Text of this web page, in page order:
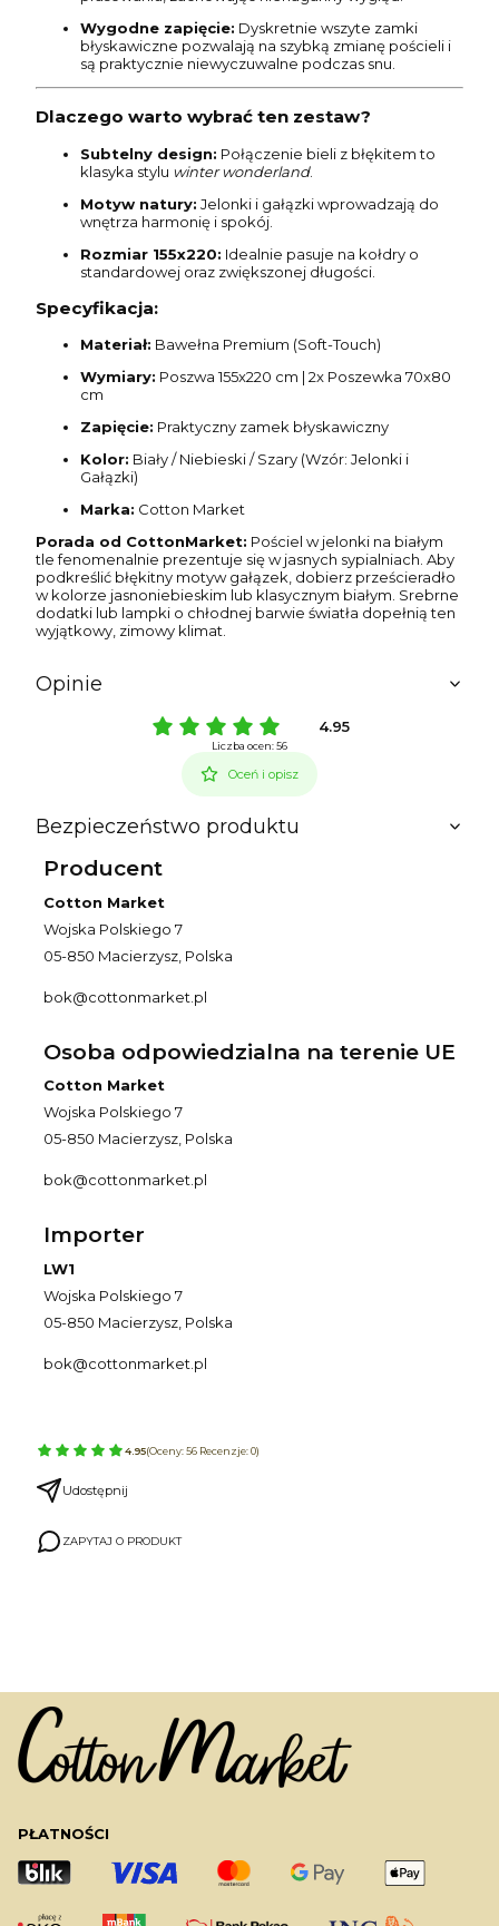
Wygodne zapięcie: Dyskretnie wszyte zamki
błyskawiczne pozwalają na szybką zmianę pościeli i
są praktycznie niewyczuwalne podczas snu.
Dlaczego warto wybrać ten zestaw?
Subtelny design: Połączenie bieli z błękitem to
klasyka stylu winter wonderland.
Motyw natury: Jelonki i gałązki wprowadzają do
wnętrza harmonię i spokój.
Rozmiar 155x220: Idealnie pasuje na kołdry o
standardowej oraz zwiększonej długości.
Specyfikacja:
Materiał: Bawełna Premium (Soft-Touch)
Wymiary: Poszwa 155x220 cm | 2x Poszewka 70x80
cm
Zapięcie: Praktyczny zamek błyskawiczny
Kolor: Biały / Niebieski / Szary (Wzór: Jelonki i
Gałązki)
Marka: Cotton Market
Porada od CottonMarket: Pościel w jelonki na białym
tle fenomenalnie prezentuje się w jasnych sypialniach. Aby
podkreślić błękitny motyw gałązek, dobierz prześcieradło
w kolorze jasnoniebieskim lub klasycznym białym. Srebrne
dodatki lub lampki o chłodnej barwie światła dopełnią ten
wyjątkowy, zimowy klimat.
Opinie
4.95
Liczba ocen: 56
Oceń i opisz
Bezpieczeństwo produktu
Producent
Cotton Market
Wojska Polskiego 7
05-850 Macierzysz, Polska
bok@cottonmarket.pl
Osoba odpowiedzialna na terenie UE
Cotton Market
Wojska Polskiego 7
05-850 Macierzysz, Polska
bok@cottonmarket.pl
Importer
LW1
Wojska Polskiego 7
05-850 Macierzysz, Polska
bok@cottonmarket.pl
4.95(Oceny: 56 Recenzje: 0)
Udostępnij
ZAPYTAJ O PRODUKT
PŁATNOŚCI